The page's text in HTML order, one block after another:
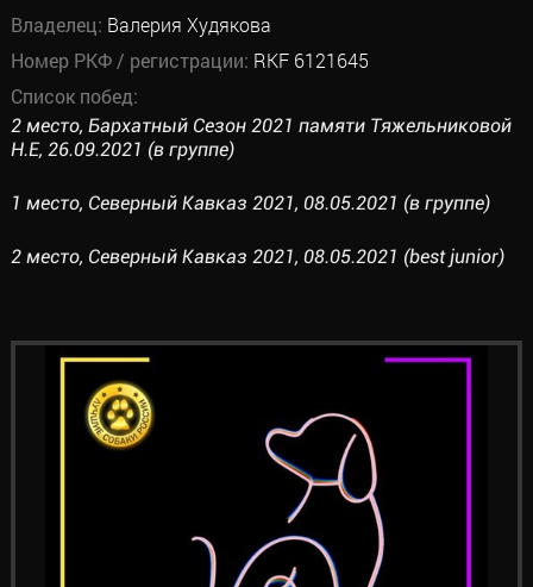
Владелец: Валерия Худякова
Номер РКФ / регистрации: RKF 6121645
Список побед:
2 место, Бархатный Сезон 2021 памяти Тяжельниковой
Н.Е, 26.09.2021 (в группе)
1 место, Северный Кавказ 2021, 08.05.2021 (в группе)
2 место, Северный Кавказ 2021, 08.05.2021 (best junior)